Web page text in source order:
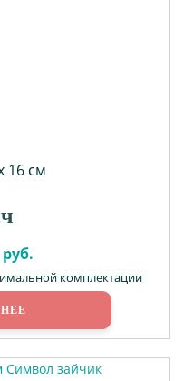
16 см
руб.
комплектации